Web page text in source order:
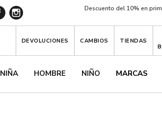
Descuento del 10% en
NIÑA HOMBRE NIÑO MARCAS
DEVOLUCIONES CAMBIOS
TIENDAS